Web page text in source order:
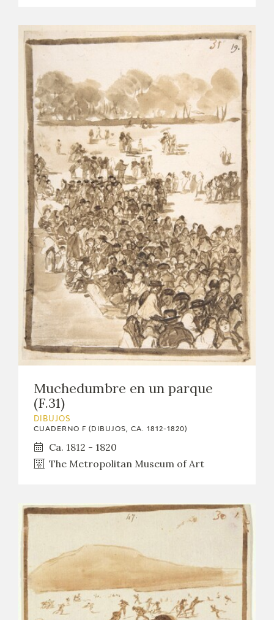
Muchedumbre en un parque
(F.31)
DIBUJOS
CUADERNO F (DIBUJOS, CA. 1812-1820)
Ca. 1812 - 1820
The Metropolitan Museum of Art